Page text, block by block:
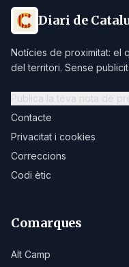
Diari de
Notícies de proximitat: el
del territori. Sense
Publica la teva nota de
Contacte
Privacitat i cookies
Correccions
Codi ètic
Comarques
Alt Camp